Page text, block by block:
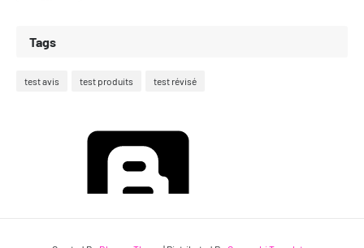
Tags
test avis test produits test révisé